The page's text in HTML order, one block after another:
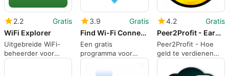
2.2
Gratis
WiFi Explorer
Uitgebreide WiFi-
beheerder voor
Android
3.9
Gratis
Find Wi-Fi Connect to Wi-Fi
Een gratis
programma voor
Android, door Bharti
Airtel Ltd.
4.2
Gratis
Peer2Profit - Earn Money
Peer2Profit - Hoe
geld te verdienen
door uw Wi-Fi-
verbinding te delen.